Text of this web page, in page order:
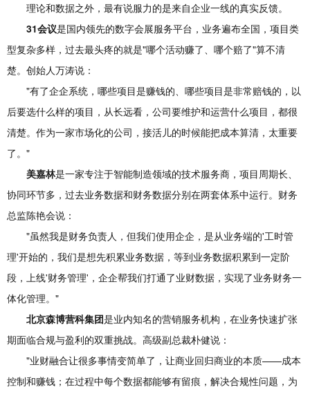
理论和数据之外，最有说服力的是来自企业一线的真实反馈。
31会议是国内领先的数字会展服务平台，业务遍布全国，项目类
型复杂多样，过去最头疼的就是"哪个活动赚了、哪个赔了"算不清
楚。创始人万涛说：
"有了企企系统，哪些项目是赚钱的、哪些项目是非常赔钱的，以
后要选什么样的项目，从长远看，公司要维护和运营什么项目，都很
清楚。作为一家市场化的公司，接活儿的时候能把成本算清，太重要
了。"
美嘉林是一家专注于智能制造领域的技术服务商，项目周期长、
协同环节多，过去业务数据和财务数据分别在两套体系中运行。财务
总监陈艳会说：
"虽然我是财务负责人，但我们使用企企，是从业务端的'工时管
理'开始的，我们是想先积累业务数据，等到业务数据积累到一定阶
段，上线'财务管理'，企企帮我们打通了业财数据，实现了业务财务一
体化管理。"
北京森博营科集团是业内知名的营销服务机构，在业务快速扩张
期面临合规与盈利的双重挑战。高级副总裁朴健说：
"业财融合让很多事情变简单了，让商业回归商业的本质——成本
控制和赚钱；在过程中每个数据都能够有留痕，解决合规性问题，为